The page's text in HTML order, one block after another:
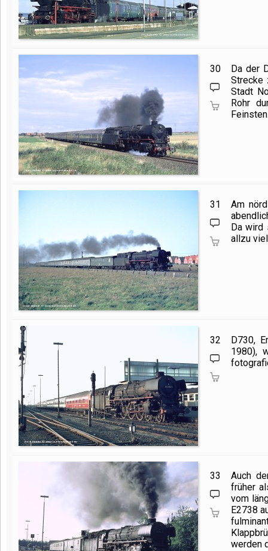
30
Da der
Strecke
Stadt
Rohr
31
Am
Da
allzu
32
D730,
1980),
33
Auch
früher
vom
E2738
werden